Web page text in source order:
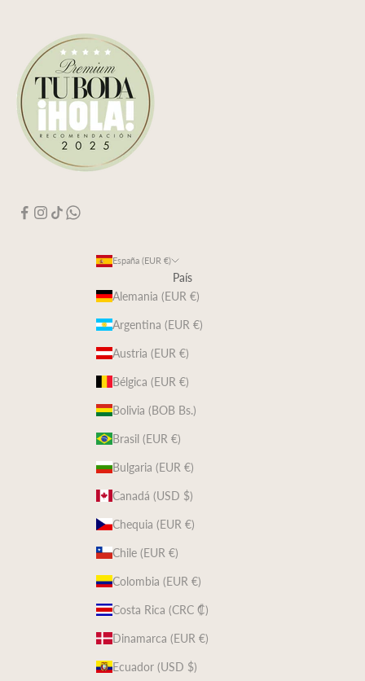
España (EUR €)
País
Alemania (EUR €)
Argentina (EUR €)
Austria (EUR €)
Bélgica (EUR €)
Bolivia (BOB Bs.)
Brasil (EUR €)
Bulgaria (EUR €)
Canadá (USD $)
Chequia (EUR €)
Chile (EUR €)
Colombia (EUR €)
Costa Rica (CRC ₡)
Dinamarca (EUR €)
Ecuador (USD $)